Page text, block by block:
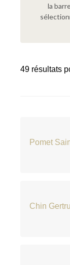
la
49 résultats
Pomet
Chin